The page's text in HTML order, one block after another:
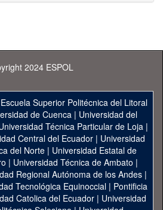
2024 ESPOL
Escuela Superior Politécnica del Litoral
de Cuenca| Universidad del
Técnica Particular de Loja|
Central del Ecuador| Universidad
del Norte | Universidad Estatal de
| Universidad Técnica de Ambato |
Regional Autónoma de los Andes|
Tecnológica Equinoccial| Pontificia
Catolica del Ecuador | Universidad